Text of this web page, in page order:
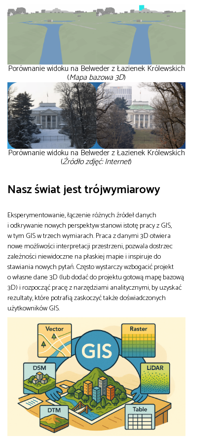
Porównanie widoku na Belweder z Łazienek Królewskich
(Mapa bazowa 3D)
Porównanie widoku na Belweder z Łazienek Królewskich
(Źródło zdjęć: Internet)
Nasz świat jest trójwymiarowy
Eksperymentowanie, łączenie różnych źródeł danych
i odkrywanie nowych perspektyw stanowi istotę pracy z GIS,
w tym GIS w trzech wymiarach. Praca z danymi 3D otwiera
nowe możliwości interpretacji przestrzeni, pozwala dostrzec
zależności niewidoczne na płaskiej mapie i inspiruje do
stawiania nowych pytań. Często wystarczy wzbogacić projekt
o własne dane 3D (lub dodać do projektu gotową mapę bazową
3D) i rozpocząć pracę z narzędziami analitycznymi, by uzyskać
rezultaty, które potrafią zaskoczyć także doświadczonych
użytkowników GIS.